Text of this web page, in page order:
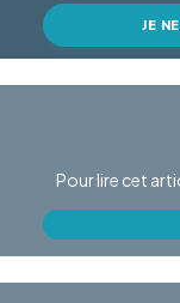
JE
Pour lire cet